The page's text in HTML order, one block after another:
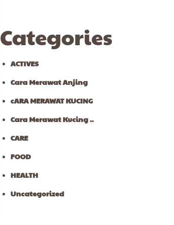
Categories
ACTIVES
Cara Merawat Anjing
cARA MERAWAT KUCING
Cara Merawat Kucing ..
CARE
FOOD
HEALTH
Uncategorized